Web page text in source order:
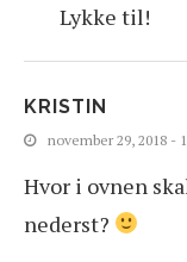
Lykke til!
KRISTIN
november 29, 2018 -
Hvor i ovnen
nederst?